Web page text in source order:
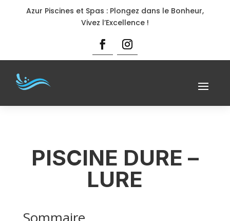
Azur Piscines et Spas : Plongez dans le Bonheur,
Vivez l’Excellence !
PISCINE DURE –
LURE
Sommaire